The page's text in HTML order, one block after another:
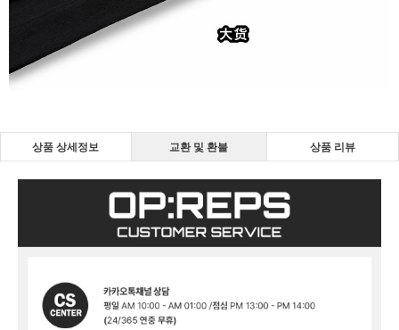
상품 상세정보 교환 및 환불 상품 리뷰